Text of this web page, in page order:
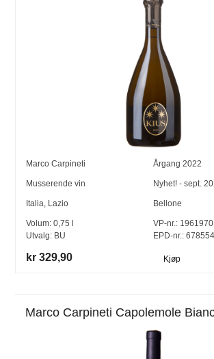
Marco Carpineti Årgang 2022
Musserende vin Nyhet! - sept.
Italia, Lazio Bellone
Volum:0,75
Utvalg: BU
VP-nr.:
EPD-nr.:
kr 329,90 Kjøp
Marco Carpineti Capolemole